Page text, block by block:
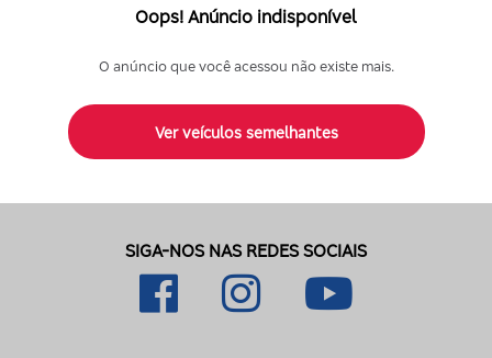
Oops! Anúncio indisponível
O anúncio que você acessou não existe mais.
Ver veículos semelhantes
SIGA-NOS NAS REDES SOCIAIS